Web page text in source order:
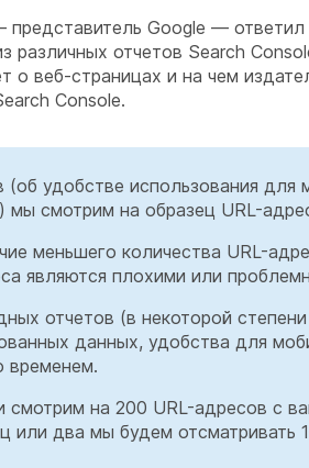
Google — ответил
различных отчетов Search
о веб-страницах и на чем
Console.
(об удобстве использования
мы смотрим на образец URL-
меньшего количества URL-
являются плохими или
отчетов (в некоторой
данных, удобства для
временем.
на 200 URL-адресов с
или два мы будем отсматривать